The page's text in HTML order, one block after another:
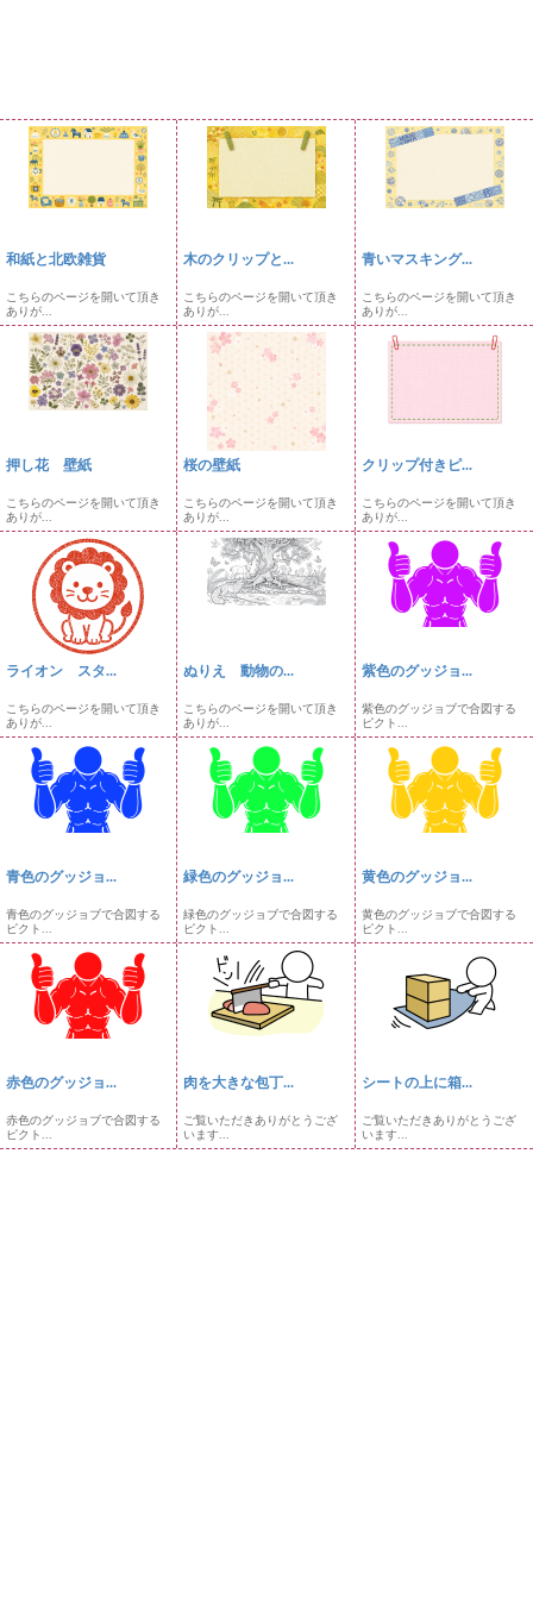
和紙と北欧雑貨
こちらのページを開いて頂き
ありが...
木のクリップと...
こちらのページを開いて頂き
ありが...
青いマスキング...
こちらのページを開いて頂き
ありが...
押し花 壁紙
こちらのページを開いて頂き
ありが...
桜の壁紙
こちらのページを開いて頂き
ありが...
クリップ付きピ...
こちらのページを開いて頂き
ありが...
ライオン スタ...
こちらのページを開いて頂き
ありが...
ぬりえ 動物の...
こちらのページを開いて頂き
ありが...
紫色のグッジョ...
紫色のグッジョブで合図する
ピクト...
青色のグッジョ...
青色のグッジョブで合図する
ピクト...
緑色のグッジョ...
緑色のグッジョブで合図する
ピクト...
黄色のグッジョ...
黄色のグッジョブで合図する
ピクト...
赤色のグッジョ...
赤色のグッジョブで合図する
ピクト...
肉を大きな包丁...
ご覧いただきありがとうござ
います...
シートの上に箱...
ご覧いただきありがとうござ
います...